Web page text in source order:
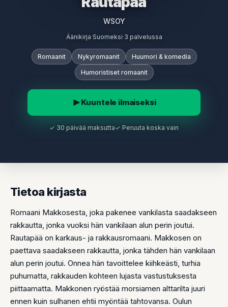
WSOY
Äänikirja·Suomeksi·3 palvelussa
Romaanit Nykyromaanit Huumori & komedia
Humoristiset romaanit
Kuuntele ilmaiseksi
✓ 30 päivää maksutta✓ Peruuta koska vain
Tietoa kirjasta
Romaani Makkosesta, joka pakenee vankilasta saadakseen
rakkautta, jonka vuoksi hän vankilaan alun perin joutui.
Rautapää on karkaus- ja rakkausromaani. Makkosen on
paettava saadakseen rakkautta, jonka tähden hän vankilaan
alun perin joutui. Onnea hän tavoittelee kiihkeästi, turhia
puhumatta, rakkauden kohteen lujasta vastustuksesta
piittaamatta. Makkonen ryöstää morsiamen alttarilta juuri
ennen kuin sulhanen ehtii myöntää tahtovansa. Oulun